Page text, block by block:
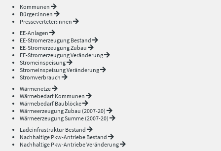
Kommunen
Bürger:innen
Presseverteter:innen
EE-Anlagen
EE-Stromerzeugung Bestand
EE-Stromerzeugung Zubau
EE-Stromerzeugung Veränderung
Stromeinspeisung
Stromeinspeisung Veränderung
Stromverbrauch
Wärmenetze
Wärmebedarf Kommunen
Wärmebedarf Baublöcke
Wärmeerzeugung Zubau (2007-20)
Wärmeerzeugung Summe (2007-20)
Ladeinfrastruktur Bestand
Nachhaltige Pkw-Antriebe Bestand
Nachhaltige Pkw-Antriebe Veränderung